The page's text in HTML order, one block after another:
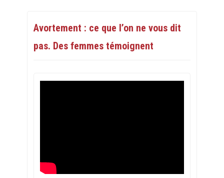
Avortement : ce que l’on ne vous dit
pas. Des femmes témoignent